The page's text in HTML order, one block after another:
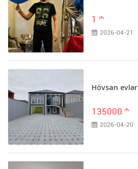
1 m
2026-04-21
Hövsan evlər
135000 m
2026-04-20